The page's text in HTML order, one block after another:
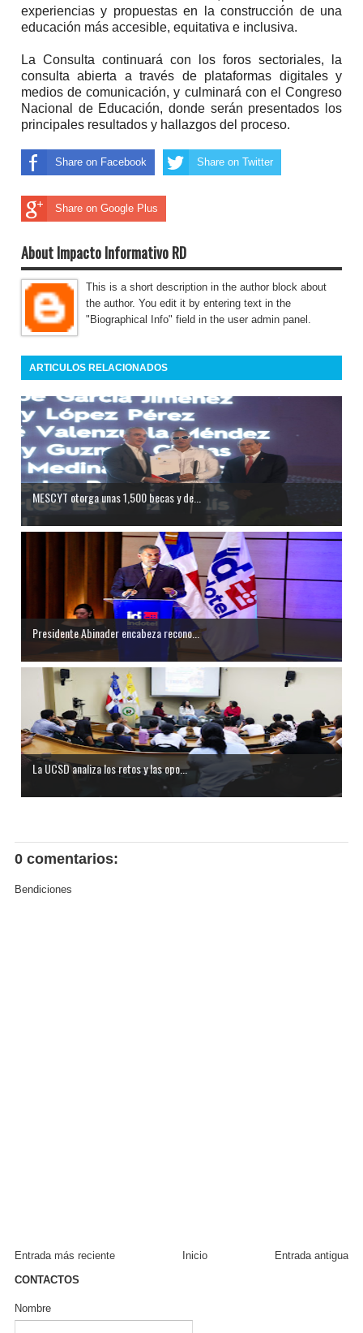
experiencias y propuestas en la construcción de una
educación más accesible, equitativa e inclusiva.
La Consulta continuará con los foros sectoriales, la
consulta abierta a través de plataformas digitales y
medios de comunicación, y culminará con el Congreso
Nacional de Educación, donde serán presentados los
principales resultados y hallazgos del proceso.
Share on Facebook Share on Twitter
Share on Google Plus
About Impacto Informativo RD
This is a short description in the author block about
the author. You edit it by entering text in the
"Biographical Info" field in the user admin panel.
ARTICULOS RELACIONADOS
MESCYT otorga unas 1,500 becas y de...
Presidente Abinader encabeza recono...
La UCSD analiza los retos y las opo...
0 comentarios:
Bendiciones
Entrada más reciente Entrada antigua
Inicio
CONTACTOS
Nombre